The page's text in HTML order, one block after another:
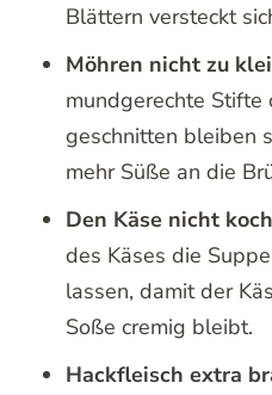
Blättern versteckt
Möhren nicht zu
mundgerechte Stifte
geschnitten bleiben
mehr Süße an die
Den Käse nicht
des Käses die
lassen, damit der
Soße cremig bleibt.
Hackfleisch extra